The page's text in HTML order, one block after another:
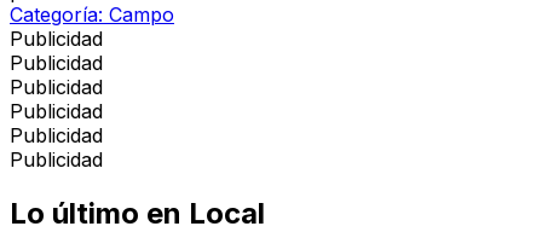
Categoría: Campo
Publicidad
Publicidad
Publicidad
Publicidad
Publicidad
Publicidad
Lo último en Local